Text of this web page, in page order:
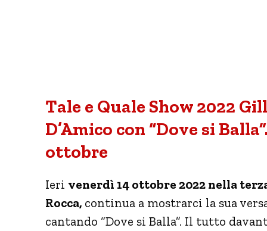
Tale e Quale Show 2022
D’Amico con “Dove si
ottobre
Ieri venerdì 14 ottobre 2022 nella
Rocca, continua a mostrarci la sua
cantando “Dove si Balla”. Il tutto